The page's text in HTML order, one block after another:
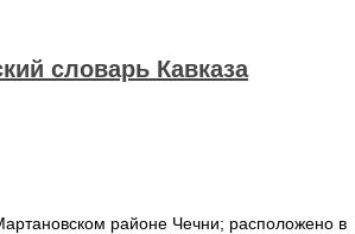
словарь Кавказа
районе Чечни; расположено в